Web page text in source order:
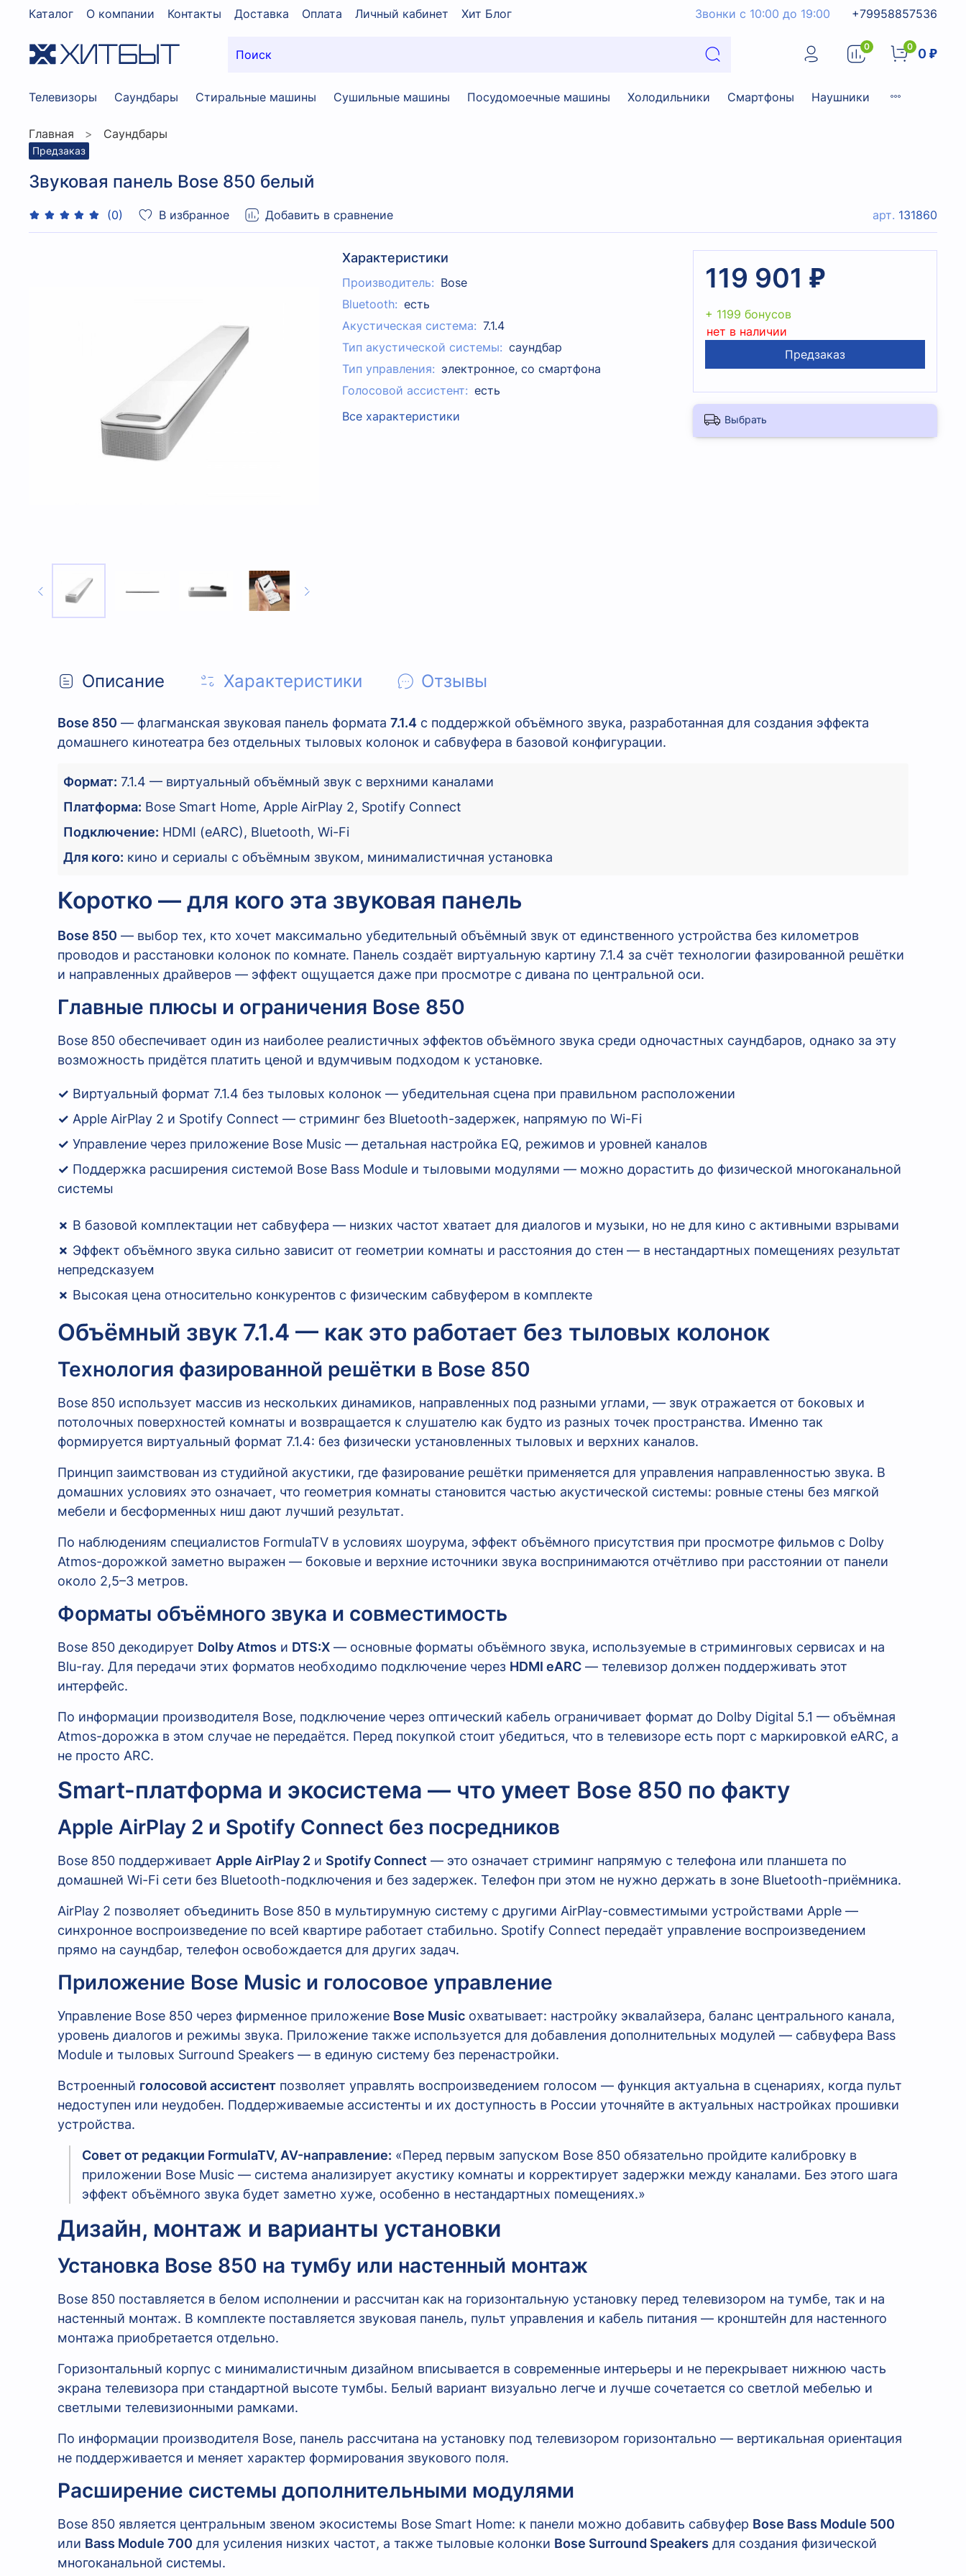
Каталог О компании Контакты Доставка Оплата Личный кабинет Хит Блог Звонки с 10:00 до 19:00 +79958857536
0 0 0 ₽
Телевизоры Саундбары Стиральные машины Сушильные машины Посудомоечные машины Холодильники Смартфоны Наушники
Главная Саундбары
Предзаказ
Звуковая панель Bose 850 белый
(0) В избранное Добавить в сравнение арт. 131860
Характеристики
Производитель: Bose
Bluetooth: есть
Акустическая система: 7.1.4
Тип акустической системы: саундбар
Тип управления: электронное, со смартфона
Голосовой ассистент: есть
Все характеристики
119 901 ₽
+ 1199 бонусов
нет в наличии
Предзаказ
Выбрать
Описание Характеристики Отзывы
Bose 850 — флагманская звуковая панель формата 7.1.4 с поддержкой объёмного звука, разработанная для создания эффекта
домашнего кинотеатра без отдельных тыловых колонок и сабвуфера в базовой конфигурации.
Формат: 7.1.4 — виртуальный объёмный звук с верхними каналами
Платформа: Bose Smart Home, Apple AirPlay 2, Spotify Connect
Подключение: HDMI (eARC), Bluetooth, Wi-Fi
Для кого: кино и сериалы с объёмным звуком, минималистичная установка
Коротко — для кого эта звуковая панель
Bose 850 — выбор тех, кто хочет максимально убедительный объёмный звук от единственного устройства без километров
проводов и расстановки колонок по комнате. Панель создаёт виртуальную картину 7.1.4 за счёт технологии фазированной решётки
и направленных драйверов — эффект ощущается даже при просмотре с дивана по центральной оси.
Главные плюсы и ограничения Bose 850
Bose 850 обеспечивает один из наиболее реалистичных эффектов объёмного звука среди одночастных саундбаров, однако за эту
возможность придётся платить ценой и вдумчивым подходом к установке.
✓ Виртуальный формат 7.1.4 без тыловых колонок — убедительная сцена при правильном расположении
✓ Apple AirPlay 2 и Spotify Connect — стриминг без Bluetooth-задержек, напрямую по Wi-Fi
✓ Управление через приложение Bose Music — детальная настройка EQ, режимов и уровней каналов
✓ Поддержка расширения системой Bose Bass Module и тыловыми модулями — можно дорастить до физической многоканальной
системы
✗ В базовой комплектации нет сабвуфера — низких частот хватает для диалогов и музыки, но не для кино с активными взрывами
✗ Эффект объёмного звука сильно зависит от геометрии комнаты и расстояния до стен — в нестандартных помещениях результат
непредсказуем
✗ Высокая цена относительно конкурентов с физическим сабвуфером в комплекте
Объёмный звук 7.1.4 — как это работает без тыловых колонок
Технология фазированной решётки в Bose 850
Bose 850 использует массив из нескольких динамиков, направленных под разными углами, — звук отражается от боковых и
потолочных поверхностей комнаты и возвращается к слушателю как будто из разных точек пространства. Именно так
формируется виртуальный формат 7.1.4: без физически установленных тыловых и верхних каналов.
Принцип заимствован из студийной акустики, где фазирование решётки применяется для управления направленностью звука. В
домашних условиях это означает, что геометрия комнаты становится частью акустической системы: ровные стены без мягкой
мебели и бесформенных ниш дают лучший результат.
По наблюдениям специалистов FormulaTV в условиях шоурума, эффект объёмного присутствия при просмотре фильмов с Dolby
Atmos-дорожкой заметно выражен — боковые и верхние источники звука воспринимаются отчётливо при расстоянии от панели
около 2,5–3 метров.
Форматы объёмного звука и совместимость
Bose 850 декодирует Dolby Atmos и DTS:X — основные форматы объёмного звука, используемые в стриминговых сервисах и на
Blu-ray. Для передачи этих форматов необходимо подключение через HDMI eARC — телевизор должен поддерживать этот
интерфейс.
По информации производителя Bose, подключение через оптический кабель ограничивает формат до Dolby Digital 5.1 — объёмная
Atmos-дорожка в этом случае не передаётся. Перед покупкой стоит убедиться, что в телевизоре есть порт с маркировкой eARC, а
не просто ARC.
Smart-платформа и экосистема — что умеет Bose 850 по факту
Apple AirPlay 2 и Spotify Connect без посредников
Bose 850 поддерживает Apple AirPlay 2 и Spotify Connect — это означает стриминг напрямую с телефона или планшета по
домашней Wi-Fi сети без Bluetooth-подключения и без задержек. Телефон при этом не нужно держать в зоне Bluetooth-приёмника.
AirPlay 2 позволяет объединить Bose 850 в мультирумную систему с другими AirPlay-совместимыми устройствами Apple —
синхронное воспроизведение по всей квартире работает стабильно. Spotify Connect передаёт управление воспроизведением
прямо на саундбар, телефон освобождается для других задач.
Приложение Bose Music и голосовое управление
Управление Bose 850 через фирменное приложение Bose Music охватывает: настройку эквалайзера, баланс центрального канала,
уровень диалогов и режимы звука. Приложение также используется для добавления дополнительных модулей — сабвуфера Bass
Module и тыловых Surround Speakers — в единую систему без перенастройки.
Встроенный голосовой ассистент позволяет управлять воспроизведением голосом — функция актуальна в сценариях, когда пульт
недоступен или неудобен. Поддерживаемые ассистенты и их доступность в России уточняйте в актуальных настройках прошивки
устройства.
Совет от редакции FormulaTV, AV-направление: «Перед первым запуском Bose 850 обязательно пройдите калибровку в
приложении Bose Music — система анализирует акустику комнаты и корректирует задержки между каналами. Без этого шага
эффект объёмного звука будет заметно хуже, особенно в нестандартных помещениях.»
Дизайн, монтаж и варианты установки
Установка Bose 850 на тумбу или настенный монтаж
Bose 850 поставляется в белом исполнении и рассчитан как на горизонтальную установку перед телевизором на тумбе, так и на
настенный монтаж. В комплекте поставляется звуковая панель, пульт управления и кабель питания — кронштейн для настенного
монтажа приобретается отдельно.
Горизонтальный корпус с минималистичным дизайном вписывается в современные интерьеры и не перекрывает нижнюю часть
экрана телевизора при стандартной высоте тумбы. Белый вариант визуально легче и лучше сочетается со светлой мебелью и
светлыми телевизионными рамками.
По информации производителя Bose, панель рассчитана на установку под телевизором горизонтально — вертикальная ориентация
не поддерживается и меняет характер формирования звукового поля.
Расширение системы дополнительными модулями
Bose 850 является центральным звеном экосистемы Bose Smart Home: к панели можно добавить сабвуфер Bose Bass Module 500
или Bass Module 700 для усиления низких частот, а также тыловые колонки Bose Surround Speakers для создания физической
многоканальной системы.